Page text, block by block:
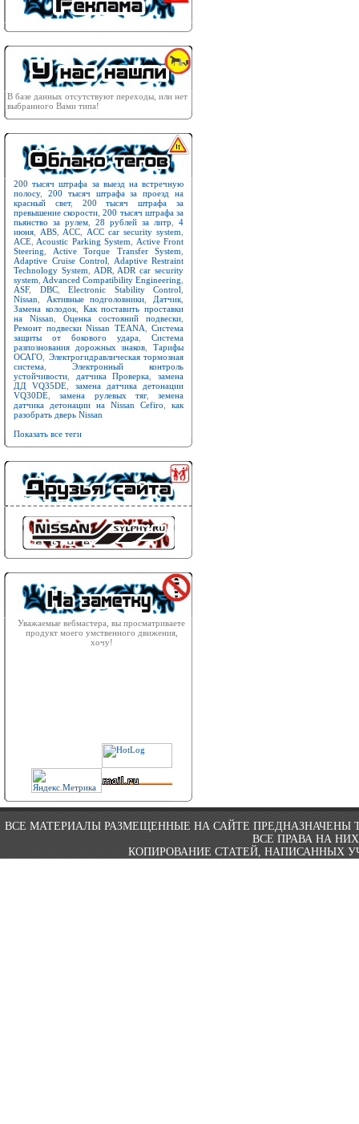
В базе данных отсутствуют переходы, или нет
выбранного Вами типа!
200 тысяч штрафа за выезд на встречную
полосу, 200 тысяч штрафа за проезд на
красный свет, 200 тысяч штрафа за
превышение скорости ,200 тысяч штрафа за
пьянство за рулем
28 рублей за литр
4
июня
ABS ACC ACC car security system
ACE Acoustic Parking System
Active Front
Steering
Active Torque Transfer System
Adaptive Cruise Control
Adaptive Restraint
Technology System
ADR
ADR car security
system Advanced Compatibility Engineering
ASF, DBC, Electronic Stability Control
Nissan
Активные подголовники Датчик
Замена колодок, Как поставить проставки
на Nissan
Оценка состояний подвески
Ремонт подвески Nissan TEANA
Система
защиты от бокового удара
Система
разпознования дорожных знаков ,Тарифы
ОСАГО
Электрогидравлическая тормозная
система
Электронный контроль
устойчивости
датчика Проверка ,замена
ДД VQ35DE
замена датчика детонации
VQ30DE ,замена рулевых тяг, земена
датчика детонации на Nissan Cefiro
как
разобрать дверь Nissan
Показать все теги
Уважаемые вебмастера, вы просматриваете
продукт моего умственного движения,
хочу!
ВСЕ МАТЕРИАЛЫ РАЗМЕЩЕННЫЕ НА САЙТЕ ПРЕДНАЗНАЧЕНЫ
ВСЕ ПРАВА НА
КОПИРОВАНИЕ СТАТЕЙ, НАПИСАННЫХ